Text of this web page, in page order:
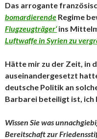
Das arrogante
bomardierende Regime
Flugzeugträger‘ins
Luftwaffe in Syrien zu
Hätte mir zu der Zeit, in
auseinandergesetzt
deutsche Politik an
Barbarei beteiligt ist, ich
Wissen Sie was
Bereitschaft zur